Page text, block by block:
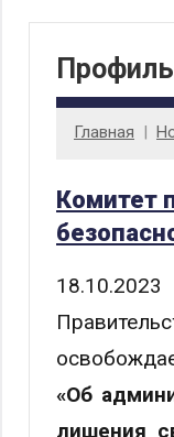
Главная
Комитет
18.10.2023
«Об
лишения